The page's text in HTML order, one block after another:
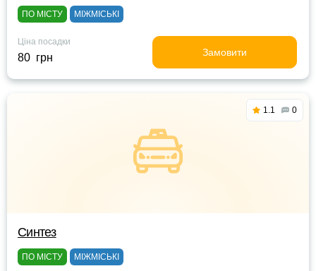
ПО МІСТУ МІЖМІСЬКІ
Ціна посадки
80 грн Замовити
1.1 0
Синтез
ПО МІСТУ МІЖМІСЬКІ